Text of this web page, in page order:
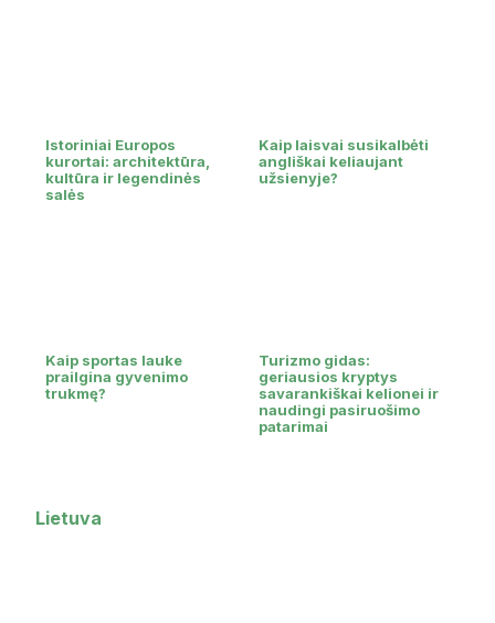
Istoriniai Europos
kurortai: architektūra,
kultūra ir legendinės
salės
Kaip laisvai susikalbėti
angliškai keliaujant
užsienyje?
Kaip sportas lauke
prailgina gyvenimo
trukmę?
Turizmo gidas:
geriausios kryptys
savarankiškai kelionei ir
naudingi pasiruošimo
patarimai
Lietuva